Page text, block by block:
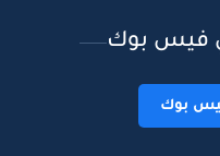
فيس بوك
بوك